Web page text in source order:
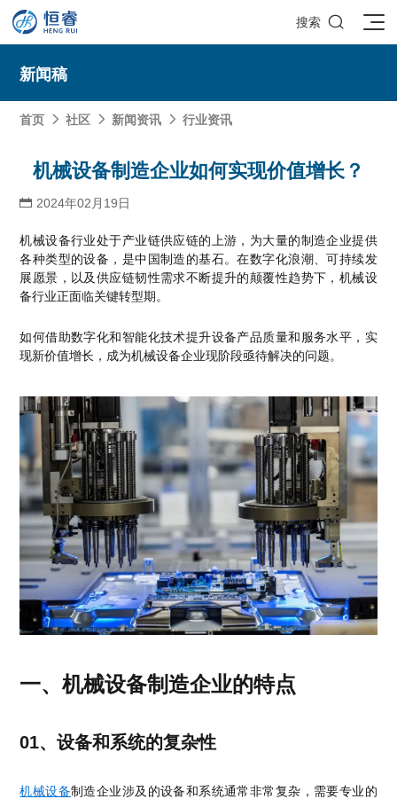
SOLIDWORKS研发设计
SOLIDWORKS 3D CAD
SOLIDWORKS 2D CAD
SOLIDWORKS 3D电气设计
SIMULATION结构仿真分析
 查看全部
多学科仿真
了解SIMULIA多学科仿真应用
CST电磁仿真
Abaqus有限元仿真分析
Xflow流体仿真
3DEXPERIENCE云平台
什么是3DEXPERIENCE平台？
3DEXPERIENCE on the Cloud
3DEXPERIENCE Marketplace
推荐项目
BIOVIA生命科学和材料科学
推荐工具
DriveWorks参数化工具
​SOLIDWORKS Manage项目管理
DELMIA端到端ERP系统
查看全部
增值服务
增值服务-标准化
可视化&数字孪生技术
Curtain e-locker(易锁)防止资料外泄系统
 查看全部
船舶与海洋工程解决方案
汽车行业数字化解决方案
航天航空行业解决方案
机械设备行业数字化解决方案
家居行业数字化解决方案
电气柜及电气行业数字化解决方案
生命科学行业数字化解决方案
面向公司与个人
公司类型
企业家
面向学术界
研究人员
学生/初学者
产品的技术
资源下载
系统要求
恒睿课堂
热门视频
往期视频
西南培训中心
认证目录
在线培训
CSWP证书
SolidWorks采购指南：正版软件的成本构成与价值解析
什么值得信赖？
SOLIDWORKS购买如何选择代理商？一文看懂避坑指南
3DEXPERIENCE 平台是什么？
SOLIDWORKS都有什么版本？哪个版本好用？
学习SOLIDWORKS需要多长时间?
SOLIDWORKS仿真这块有必要学习吗？
招聘岗位
销售类
技术类
职能类
关于恒睿
公司简介
团队介绍
培训认证
新闻资讯
公司动态
活动资讯
行业资讯
获取SOLIDWORKS报价
联系我们
产品/服务
获取试用版
软件定制化开发
软件二次开发
校企合作
购买学生版
联系研究销售部门
商务合作
搜索 
新闻稿
首页  社区  新闻资讯  行业资讯
机械设备制造企业如何实现价值增长？
 2024年02月19日
机械设备行业处于产业链供应链的上游，为大量的制造企业提供
各种类型的设备，是中国制造的基石。在数字化浪潮、可持续发
展愿景，以及供应链韧性需求不断提升的颠覆性趋势下，机械设
备行业正面临关键转型期。
如何借助数字化和智能化技术提升设备产品质量和服务水平，实
现新价值增长，成为机械设备企业现阶段亟待解决的问题。
一、机械设备制造企业的特点
01、设备和系统的复杂性
机械设备制造企业涉及的设备和系统通常非常复杂，需要专业的